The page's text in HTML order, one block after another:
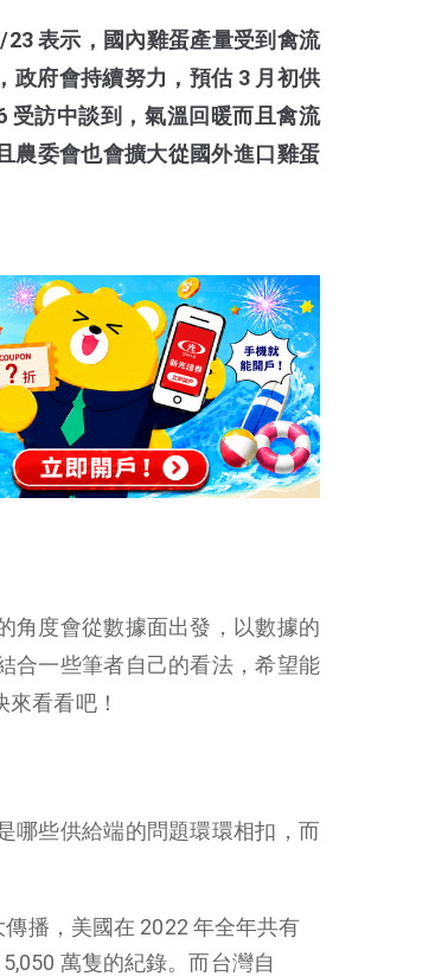
表示，國內雞蛋產量受到禽流
政府會持續努力，預估 3 月初供
受訪中談到，氣溫回暖而且禽流
農委會也會擴大從國外進口雞蛋
角度會從數據面出發，以數據的
合一些筆者自己的看法，希望能
看看吧！
哪些供給端的問題環環相扣，而
播，美國在 2022 年全年共有
萬隻的紀錄。而台灣自